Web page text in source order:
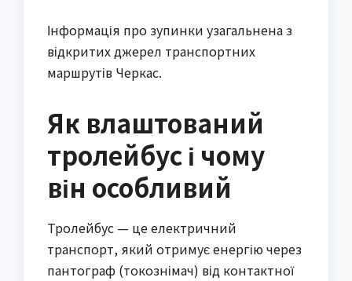
Інформація про зупинки узагальнена з
відкритих джерел транспортних
маршрутів Черкас.
Як влаштований
тролейбус і чому
він особливий
Тролейбус — це електричний
транспорт, який отримує енергію через
пантограф (токознімач) від контактної